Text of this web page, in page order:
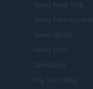
Newz New York
Newz Pennsylvania
Newz Illinois
Newz Ohio
Gameland
Hig Tech Mag